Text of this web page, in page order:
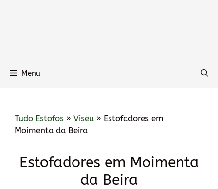
Menu
Tudo Estofos » Viseu » Estofadores em
Moimenta da Beira
Estofadores em Moimenta
da Beira